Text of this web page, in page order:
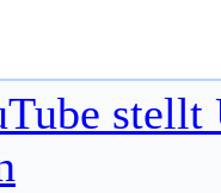
stellt